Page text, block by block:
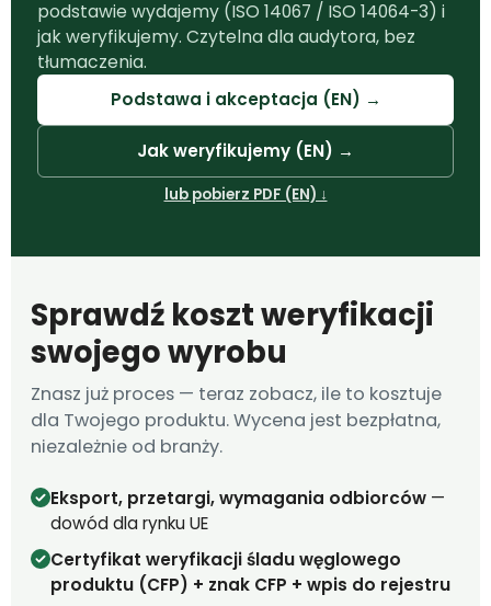
podstawie wydajemy (ISO 14067 / ISO 14064-3) i
jak weryfikujemy. Czytelna dla audytora, bez
tłumaczenia.
Podstawa i akceptacja (EN) →
Jak weryfikujemy (EN) →
lub pobierz PDF (EN) ↓
Sprawdź koszt weryfikacji
swojego wyrobu
Znasz już proces — teraz zobacz, ile to kosztuje
dla Twojego produktu. Wycena jest bezpłatna,
niezależnie od branży.
Eksport, przetargi, wymagania odbiorców —
dowód dla rynku UE
Certyfikat weryfikacji śladu węglowego
produktu (CFP) + znak CFP + wpis do rejestru